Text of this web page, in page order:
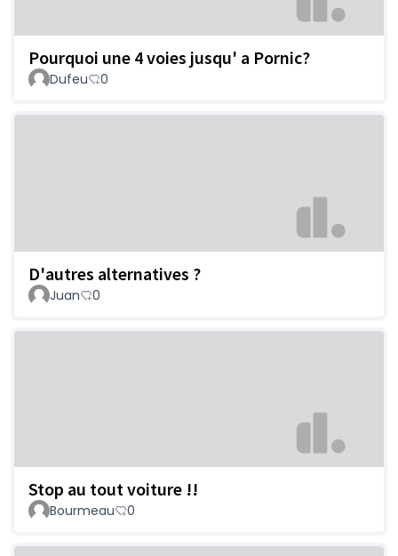
Pourquoi une 4 voies jusqu' a Pornic?
Dufeu 0
D'autres alternatives ?
Juan 0
Stop au tout voiture !!
Bourmeau 0